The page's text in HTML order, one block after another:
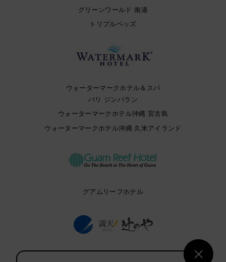
グリーンワールド 南港
トリプルベッズ
ウォーターマークホテル＆スパ
バリ ジンバラン
ウォーターマークホテル沖縄 宮古島
ウォーターマークホテル沖縄 久米アイランド
グアムリーフホテル